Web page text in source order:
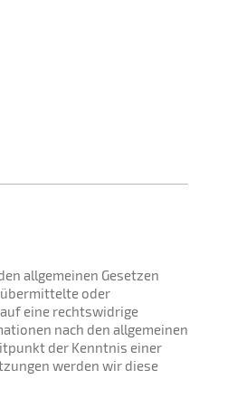
allgemeinen Gesetzen
übermittelte oder
eine rechtswidrige
nach den allgemeinen
der Kenntnis einer
werden wir diese